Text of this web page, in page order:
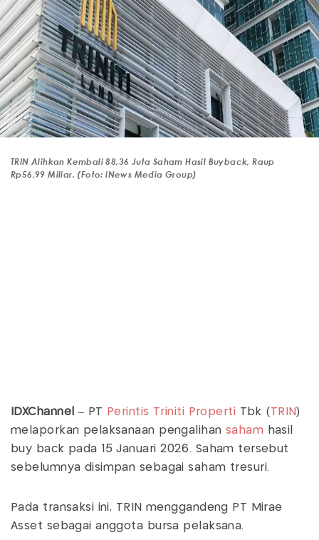
TRIN Alihkan Kembali 88,36 Juta Saham Hasil Buyback, Raup
Rp56,99 Miliar. (Foto: iNews Media Group)
IDXChannel – PT Perintis Triniti Properti Tbk ( TRIN )
melaporkan pelaksanaan pengalihan saham hasil
buy back pada 15 Januari 2026. Saham tersebut
sebelumnya disimpan sebagai saham tresuri.
Pada transaksi ini, TRIN menggandeng PT Mirae
Asset sebagai anggota bursa pelaksana.